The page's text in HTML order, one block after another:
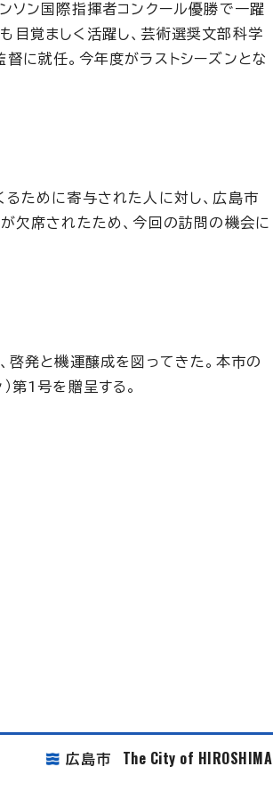
ン国際指揮者コンクール優勝で一躍
目覚ましく活躍し、芸術選奨文部科学
に就任。今年度がラストシーズンとな
ために寄与された人に対し、広島市
欠席されたため、今回の訪問の機会に
啓発と機運醸成を図ってきた。本市の
第1号を贈呈する。
広島市 The City of HIROSHIMA